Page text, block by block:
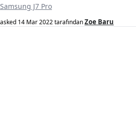
Samsung J7 Pro
asked 14 Mar 2022tarafındanZoe Baru